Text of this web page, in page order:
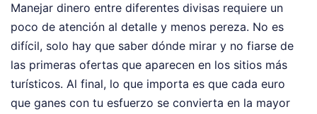
Manejar dinero entre diferentes divisas requiere un
poco de atención al detalle y menos pereza. No es
difícil, solo hay que saber dónde mirar y no fiarse de
las primeras ofertas que aparecen en los sitios más
turísticos. Al final, lo que importa es que cada euro
que ganes con tu esfuerzo se convierta en la mayor